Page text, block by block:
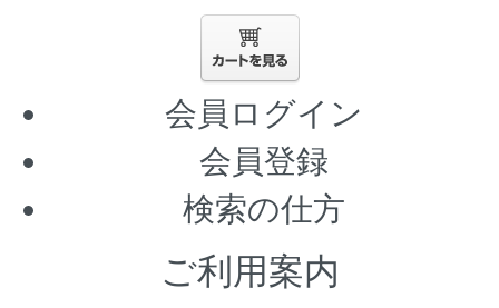
会員ログイン
会員登録
検索の仕方
ご利用案内